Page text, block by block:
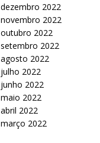
dezembro 2022
novembro 2022
outubro 2022
setembro 2022
agosto 2022
julho 2022
junho 2022
maio 2022
abril 2022
março 2022